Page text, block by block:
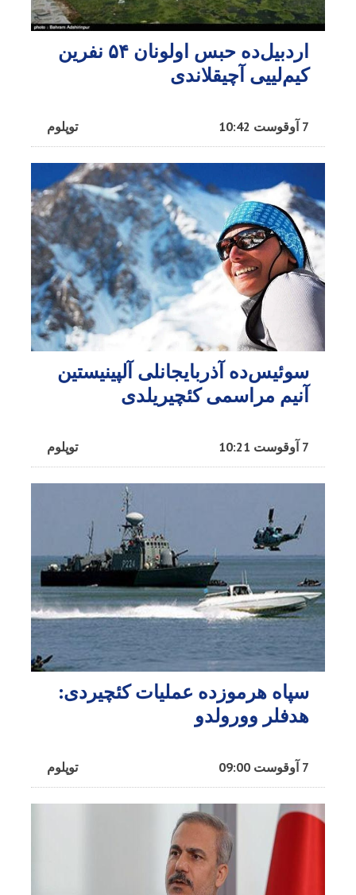
اردبیل‌ده حبس اولونان ۵۴ نفرین
کیم‌لییی آچیقلاندی
توپلوم 7 آوقوست 10:42
سوئیس‌ده آذربایجانلی آلپینیستین
آنیم مراسمی کئچیریلدی
توپلوم 7 آوقوست 10:21
سپاه هرموزده عملیات کئچیردی:
هدفلر وورولدو
توپلوم 7 آوقوست 09:00